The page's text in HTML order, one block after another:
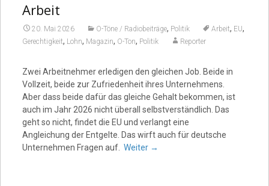
Arbeit
20. Mai 2026 O-Töne / Radiobeiträge, Politik Arbeit, EU,
Gerechtigkeit, Lohn, Magazin, O-Ton, Politik Reporter
Zwei Arbeitnehmer erledigen den gleichen Job. Beide in
Vollzeit, beide zur Zufriedenheit ihres Unternehmens.
Aber dass beide dafür das gleiche Gehalt bekommen, ist
auch im Jahr 2026 nicht überall selbstverständlich. Das
geht so nicht, findet die EU und verlangt eine
Angleichung der Entgelte. Das wirft auch für deutsche
Unternehmen Fragen auf. Weiter →